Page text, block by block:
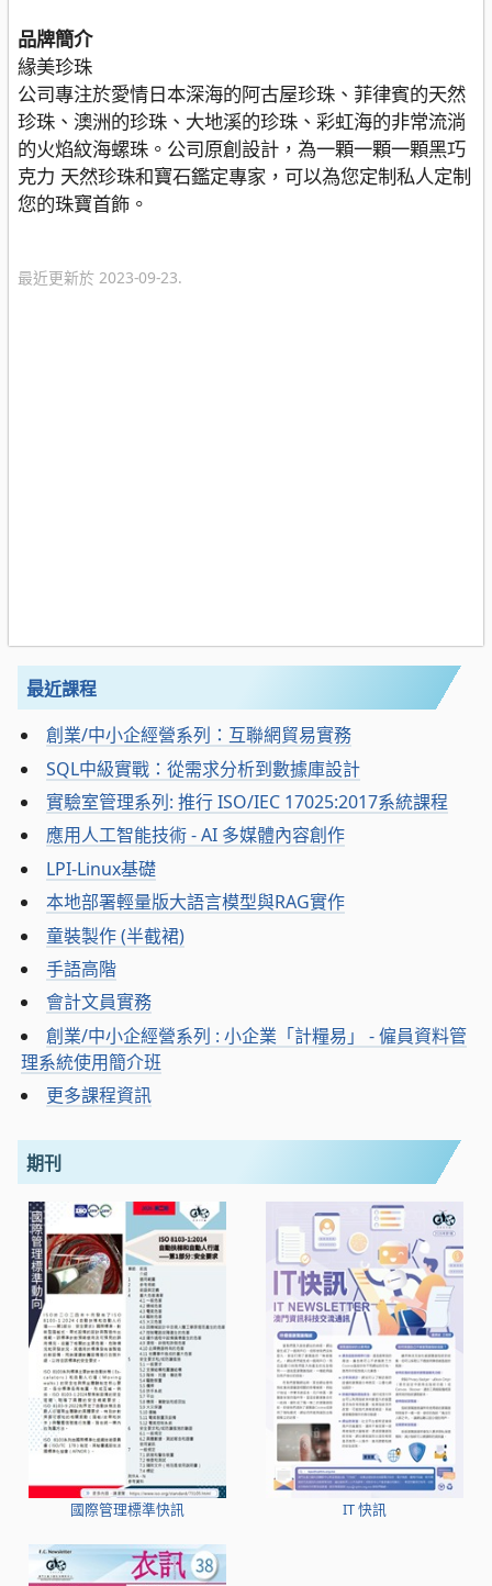
品牌簡介
緣美珍珠
公司專注於愛情日本深海的阿古屋珍珠、菲律賓的天然
珍珠、澳洲的珍珠、大地溪的珍珠、彩虹海的非常流淌
的火焰紋海螺珠。公司原創設計，為一顆一顆一顆黑巧
克力 天然珍珠和寶石鑑定專家，可以為您定制私人定制
您的珠寶首飾。
最近更新於 2023-09-23.
最近課程
創業/中小企經營系列：互聯網貿易實務
SQL中級實戰：從需求分析到數據庫設計
實驗室管理系列: 推行 ISO/IEC 17025:2017系統課程
應用人工智能技術 - AI 多媒體內容創作
LPI-Linux基礎
本地部署輕量版大語言模型與RAG實作
童裝製作 (半截裙)
手語高階
會計文員實務
創業/中小企經營系列 : 小企業「計糧易」 - 僱員資料管
理系統使用簡介班
更多課程資訊
期刊
國際管理標準快訊 IT 快訊